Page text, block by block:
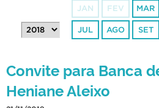
PORTARIAS
JAN FEV MAR
JUL AGO SET
Convite para Banca
Heniane Aleixo